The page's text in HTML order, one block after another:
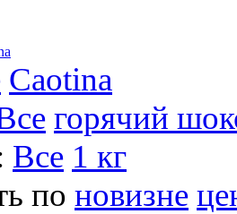
Caotina
горячий
Все 1 кг
по новизне